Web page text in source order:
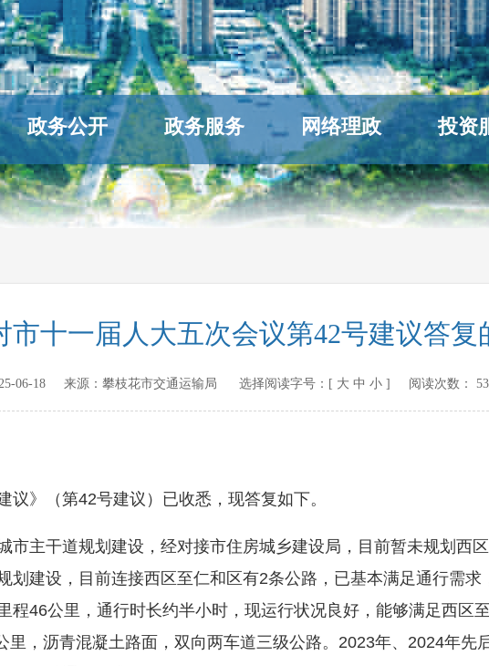
政务公开 政务服务 网络理政 投资
十一届人大五次会议第42号建议答复
06-18来源： 攀枝花市交通运输局 选择阅读字号：[ 大 中 小] 阅读次数： 53
》（第42号建议）已收悉，现答复如下。
主干道规划建设，经对接市住房城乡建设局，目前暂未规划西
划建设，目前连接西区至仁和区有2条公路，已基本满足通行需求
程46公里，通行时长约半小时，现运行状况良好，能够满足西区
，沥青混凝土路面，双向两车道三级公路。2023年、2024年先